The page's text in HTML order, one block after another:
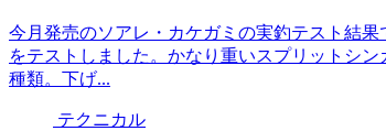
今月発売のソアレ・カケガミの実釣テスト結
をテストしました。かなり重いスプリットシ
種類。下げ...
テクニカル